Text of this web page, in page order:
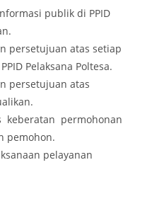
publik di PPID
persetujuan atas setiap
Pelaksana Poltesa.
persetujuan atas
keberatan permohonan
pemohon.
pelayanan